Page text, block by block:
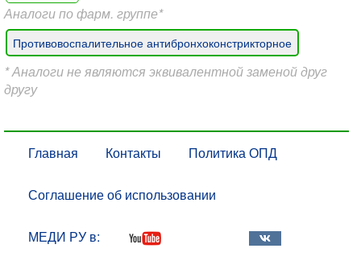
Аналоги по фарм. группе*
Противовоспалительное антибронхоконстрикторное
* Аналоги не являются эквивалентной заменой друг
другу
Главная Контакты Политика ОПД
Соглашение об использовании
МЕДИ РУ в: